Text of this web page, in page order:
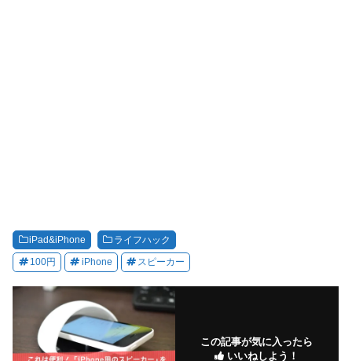
iPad&iPhone ライフハック
100円 iPhone スピーカー
この記事が気に入ったら
いいねしよう！